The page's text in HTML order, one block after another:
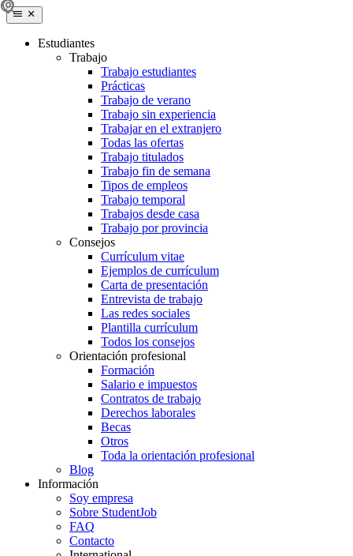
Estudiantes
Trabajo
Trabajo estudiantes
Prácticas
Trabajo de verano
Trabajo sin experiencia
Trabajar en el extranjero
Todas las ofertas
Trabajo titulados
Trabajo fin de semana
Tipos de empleos
Trabajo temporal
Trabajos desde casa
Trabajo por provincia
Consejos
Currículum vitae
Ejemplos de currículum
Carta de presentación
Entrevista de trabajo
Las redes sociales
Plantilla currículum
Todos los consejos
Orientación profesional
Formación
Salario e impuestos
Contratos de trabajo
Derechos laborales
Becas
Otros
Toda la orientación profesional
Blog
Información
Soy empresa
Sobre StudentJob
FAQ
Contacto